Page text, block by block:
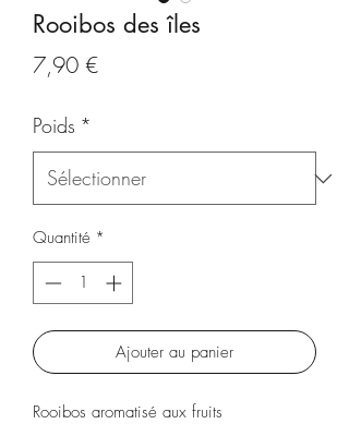
Rooibos des îles
7,90 €Prix
Poids *
Quantité *
Ajouter au panier
Rooibos aromatisé aux fruits